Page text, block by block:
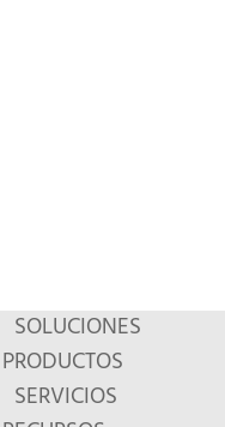
SOLUCIONES
PRODUCTOS
SERVICIOS